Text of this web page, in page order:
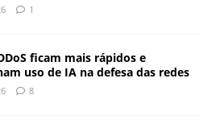
1
ficam mais rápidos e
uso de IA na defesa das redes
8